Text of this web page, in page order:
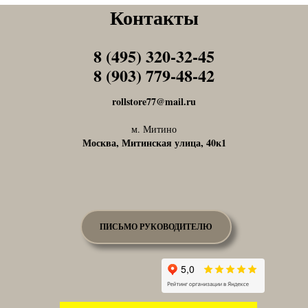
Контакты
rollstore77@mail.ru
м. Митино
Москва, Митинская улица, 40к1
8 (495) 320-32-45
8 (903) 779-48-42
Tel1
Tel1
ПИСЬМО РУКОВОДИТЕЛЮ